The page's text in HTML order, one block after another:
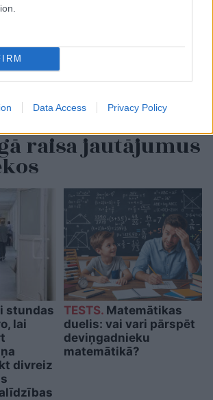
Data Access Privacy Policy
cilvēki…” Neierasts
raisa jautājumus
stundas
lai
divreiz
TESTS.Matemātikas
duelis: vai vari pārspēt
deviņgadnieku
matemātikā?